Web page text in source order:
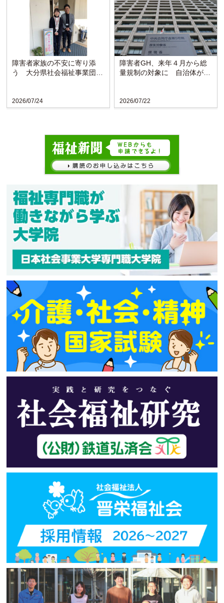
2026/07/24
障害者家族の不安に寄り添
う 大分県社会福祉事業団の
2026/07/22
障害者GH、来年４月から総
量規制の対象に 自治体がサ